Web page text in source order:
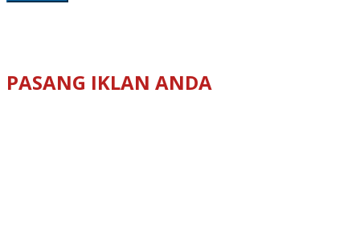
PASANG IKLAN ANDA